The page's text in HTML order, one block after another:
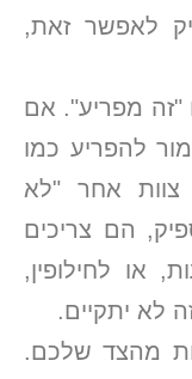
לאפשר זאת,
"זה מפריע". אם
להפריע כמו
צוות אחר "לא
הם צריכים
או לחילופין,
לא יתקיים.
מהצד שלכם.